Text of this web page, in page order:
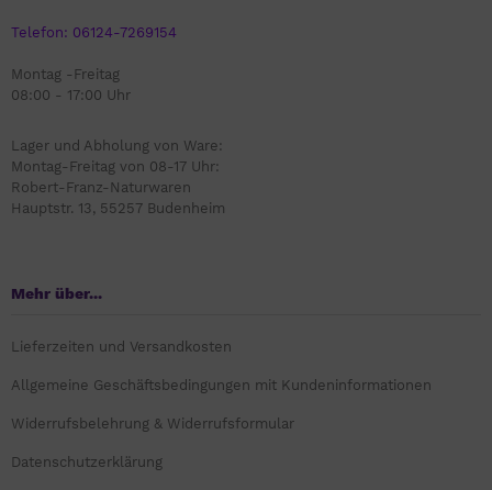
Telefon: 06124-7269154
Montag -Freitag
08:00 - 17:00 Uhr
Lager und Abholung von Ware:
Montag-Freitag von 08-17 Uhr:
Robert-Franz-Naturwaren
Hauptstr. 13, 55257 Budenheim
Mehr über...
Lieferzeiten und Versandkosten
Allgemeine Geschäftsbedingungen mit Kundeninformationen
Widerrufsbelehrung & Widerrufsformular
Datenschutzerklärung